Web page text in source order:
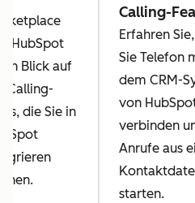
HubSpot
Blick auf
Calling-
die Sie in
Calling-
Erfahren
Sie Telefon
dem CRM-
von
verbinden
Anrufe aus
starten.